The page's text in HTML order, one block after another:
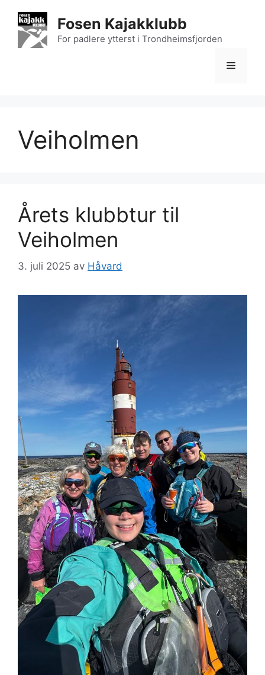
innhold
Fosen Kajakklubb
For padlere ytterst i Trondheimsfjorden
Meny
Veiholmen
Årets klubbtur til
Veiholmen
3. juli 2025 av Håvard